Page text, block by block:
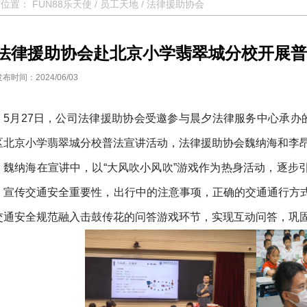
置： FUN88乐天使 / 员工天地 / 法律援助协会
律援助协会赴北京小学翡翠城分校开展
布时间：2024/06/03
5月27日，公司法律援助协会受邀参与晨夕法律服务中心承
北京小学翡翠城分校普法宣讲活动，法律援助协会魏纳海和李
魏纳海在宣讲中，以“大风吹小风吹”游戏作为热身活动，逐
宣传交通安全重要性，出行中的注意事项，正确的交通通行
通安全规范融入击鼓传花的问答游戏环节，实现互动问答，巩